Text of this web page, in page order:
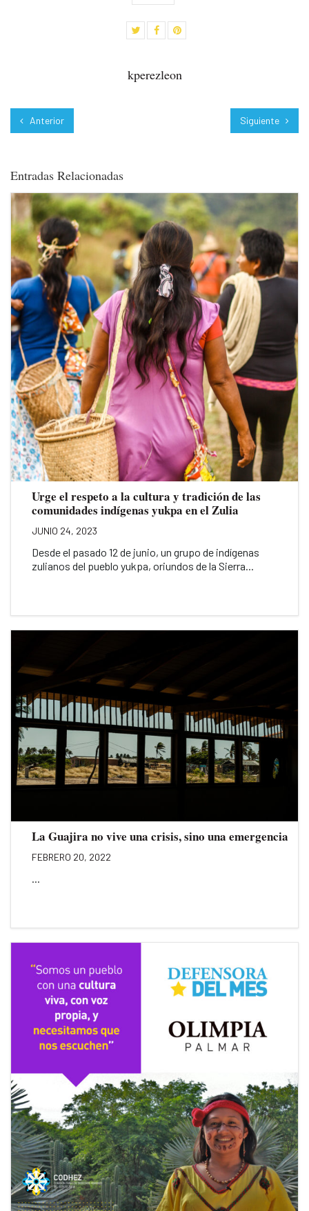
kperezleon
Anterior Siguiente
Entradas Relacionadas
Urge el respeto a la cultura y tradición de las
comunidades indígenas yukpa en el Zulia
JUNIO 24, 2023
Desde el pasado 12 de junio, un grupo de indígenas
zulianos del pueblo yukpa, oriundos de la Sierra...
La Guajira no vive una crisis, sino una emergencia
FEBRERO 20, 2022
...